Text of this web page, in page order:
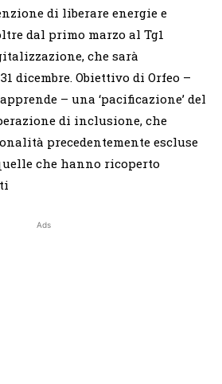
di liberare energie e
dal primo marzo al Tg1
che sarà
dicembre. Obiettivo di Orfeo –
– una ‘pacificazione’ del
di inclusione, che
precedentemente escluse
che hanno ricoperto
Ads